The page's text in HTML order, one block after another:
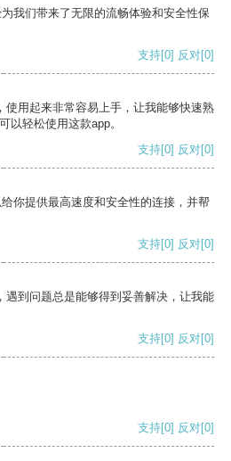
我们带来了无限的流畅体验和安全性保
支持[0] 反对[0]
使用起来非常容易上手，让我能够快速熟
以轻松使用这款app。
支持[0] 反对[0]
你提供最高速度和安全性的连接，并帮
支持[0] 反对[0]
遇到问题总是能够得到妥善解决，让我能
支持[0] 反对[0]
支持[0] 反对[0]